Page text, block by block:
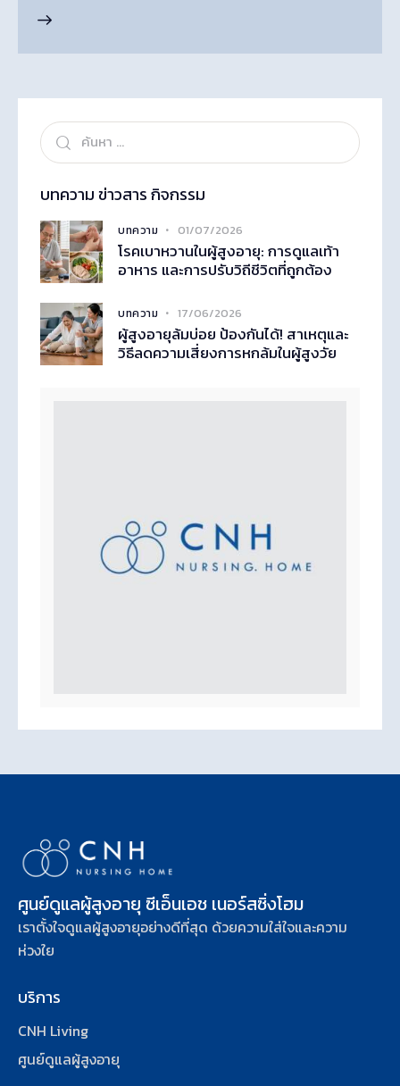
บทความ ข่าวสาร กิจกรรม
บทความ 01/07/2026
โรคเบาหวานในผู้สูงอายุ: การดูแลเท้า
อาหาร และการปรับวิถีชีวิตที่ถูกต้อง
บทความ 17/06/2026
ผู้สูงอายุล้มบ่อย ป้องกันได้! สาเหตุและ
วิธีลดความเสี่ยงการหกล้มในผู้สูงวัย
ศูนย์ดูแลผู้สูงอายุ ซีเอ็นเอช เนอร์สซิ่งโฮม
เราตั้งใจดูแลผู้สูงอายุอย่างดีที่สุด ด้วยความใส่ใจและความ
ห่วงใย
บริการ
CNH Living
ศูนย์ดูแลผู้สูงอายุ